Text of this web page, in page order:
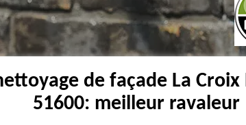
de façade La Croix
51600: meilleur ravaleur